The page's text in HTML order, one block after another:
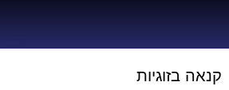
קנאה בזוגיות